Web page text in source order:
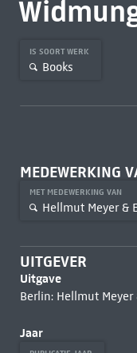
IS SOORT WERK
Books
MEDEWERKING
MET MEDEWERKING VAN
Hellmut Meyer &
UITGEVER
Uitgave
Berlin: Hellmut Meyer
Jaar